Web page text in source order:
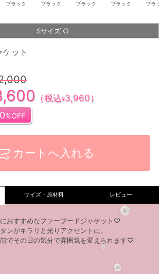
ブラック ブラック ブラック ブラック ブラ
Sサイズ ○
ット
（税込¥3,960）
%OFF
カートへ入れる
サイズ・原材料 レビュー
おすすめなファーフードジャケット♡
ンがキラリと光りアクセントに。
でその日の気分で雰囲気を変えられます♡